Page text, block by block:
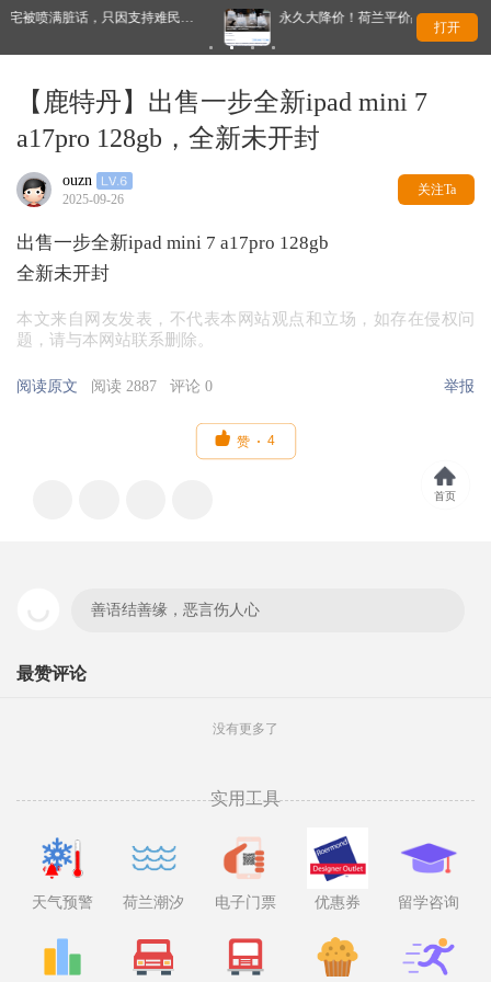
因支持难民… 永久大降价！荷兰平价品牌官宣了，将硬扛Temu和
打开
【鹿特丹】出售一步全新ipad mini 7
a17pro 128gb，全新未开封
ouzn
2025-09-26
关注Ta
出售一步全新ipad mini 7 a17pro 128gb
全新未开封
本文来自网友发表，不代表本网站观点和立场，如存在侵权问
题，请与本网站联系删除。
阅读原文 阅读 2887 评论 0 举报
 赞 4
善语结善缘，恶言伤人心
最赞评论
没有更多了
首页
实用工具
天气预警 荷兰潮汐 电子门票 优惠券 留学咨询